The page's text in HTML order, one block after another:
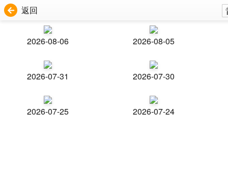
返回
2026-08-06 2026-08-05
2026-07-31 2026-07-30
2026-07-25 2026-07-24